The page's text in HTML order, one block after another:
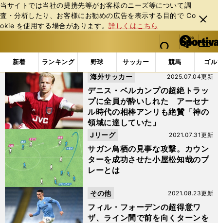
当サイトでは当社の提携先等がお客様のニーズ等について調
査・分析したり、お客様にお勧めの広告を表⽰する⽬的で Co
okie を使⽤する場合があります。詳しくはこちら
閉じ
る
web Sportiva (webスポルティーバ)
検索
マイペ
ー
ジ
メニュ
新着 ランキング 野球 サッカー 競馬 ゴ
b
ス
テ
ィ
ー
バ
「#トラップ」の最新ニュース・ 情報
デニス・ベルカンプの超絶トラッ
プに全員が酔いしれた アーセナ
ル時代の相棒アンリも絶賛「神の
領域に達していた」
2025.07.04更新
海外サッカー
サガン鳥栖の見事な攻撃。カウン
ターを成功させた小屋松知哉のプ
レーとは
2021.07.31更新
Jリーグ
フィル・フォーデンの超得意ワ
ザ、ライン間で前を向くターンを
2021.08.23更新
その他